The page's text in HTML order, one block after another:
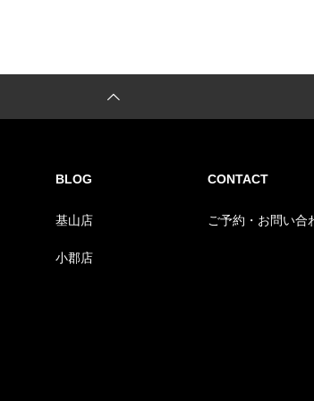
BLOG
基山店
小郡店
CONTACT
ご予約・お問い合